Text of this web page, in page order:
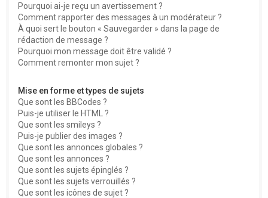
Pourquoi ai-je reçu un avertissement ?
Comment rapporter des messages à un modérateur ?
À quoi sert le bouton « Sauvegarder » dans la page de
rédaction de message ?
Pourquoi mon message doit être validé ?
Comment remonter mon sujet ?
Mise en forme et types de sujets
Que sont les BBCodes ?
Puis-je utiliser le HTML ?
Que sont les smileys ?
Puis-je publier des images ?
Que sont les annonces globales ?
Que sont les annonces ?
Que sont les sujets épinglés ?
Que sont les sujets verrouillés ?
Que sont les icônes de sujet ?